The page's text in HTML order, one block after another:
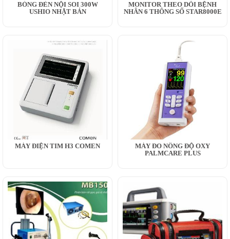
BÓNG ĐÈN NỘI SOI 300W
USHIO NHẬT BẢN
MONITOR THEO DÕI BỆNH
NHÂN 6 THÔNG SỐ STAR8000E
MÁY ĐIỆN TIM H3 COMEN
MÁY ĐO NỒNG ĐỘ OXY
PALMCARE PLUS